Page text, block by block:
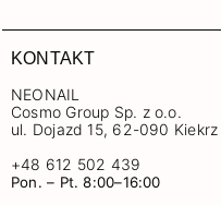
KONTAKT
NEONAIL
Cosmo Group Sp. z o.o.
ul. Dojazd 15, 62-090 Kiekrz
+48 612 502 439
Pon. – Pt. 8:00–16:00